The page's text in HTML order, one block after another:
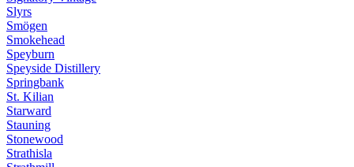
Slyrs
Smögen
Smokehead
Speyburn
Speyside Distillery
Springbank
St. Kilian
Starward
Stauning
Stonewood
Strathisla